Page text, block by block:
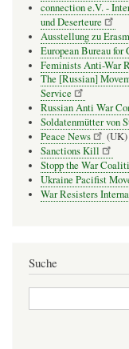
connection e.V. -
und Deser­teure
Ausstellung zu
European Bureau
Feminists Anti-War
The [Russian]
Service
Russian Anti War
Soldatenmütter von
Peace News
(UK)
Sanctions Kill
Stopp the War
Ukraine Pacifist
War Resisters
Suche
Suche